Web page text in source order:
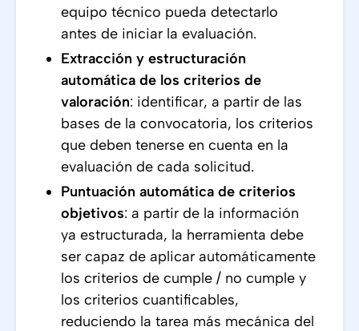
equipo técnico pueda detectarlo
antes de iniciar la evaluación.
Extracción y estructuración
automática de los criterios de
valoración: identificar, a partir de las
bases de la convocatoria, los criterios
que deben tenerse en cuenta en la
evaluación de cada solicitud.
Puntuación automática de criterios
objetivos: a partir de la información
ya estructurada, la herramienta debe
ser capaz de aplicar automáticamente
los criterios de cumple / no cumple y
los criterios cuantificables,
reduciendo la tarea más mecánica del